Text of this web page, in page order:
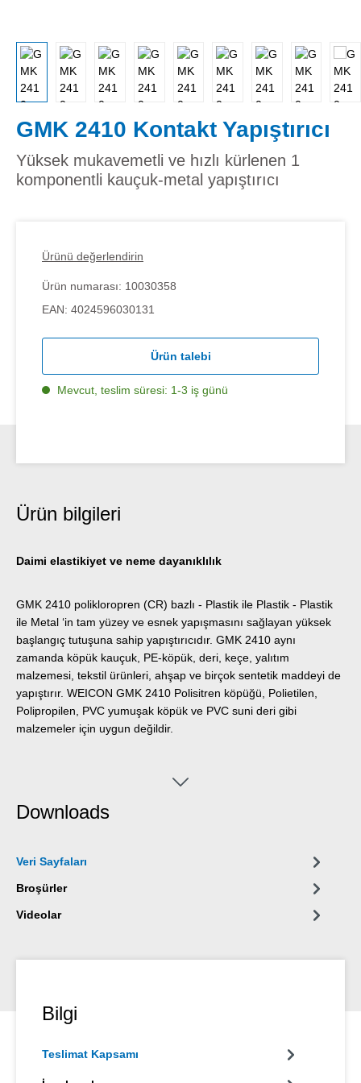
GMK 2410 Kontakt Yapıştırıcı
Yüksek mukavemetli ve hızlı kürlenen 1
komponentli kauçuk-metal yapıştırıcı
Ürünü değerlendirin
Ürün numarası: 10030358
EAN: 4024596030131
Ürün talebi
Mevcut, teslim süresi: 1-3 iş günü
Ürün bilgileri
Daimi elastikiyet ve neme dayanıklılık
GMK 2410 polikloropren (CR) bazlı - Plastik ile Plastik - Plastik
ile Metal ‘in tam yüzey ve esnek yapışmasını sağlayan yüksek
başlangıç tutuşuna sahip yapıştırıcıdır. GMK 2410 aynı
zamanda köpük kauçuk, PE-köpük, deri, keçe, yalıtım
malzemesi, tekstil ürünleri, ahşap ve birçok sentetik maddeyi de
yapıştırır. WEICON GMK 2410 Polisitren köpüğü, Polietilen,
Polipropilen, PVC yumuşak köpük ve PVC suni deri gibi
malzemeler için uygun değildir.
Downloads
Veri Sayfaları
Broşürler
Videolar
Bilgi
Teslimat Kapsamı